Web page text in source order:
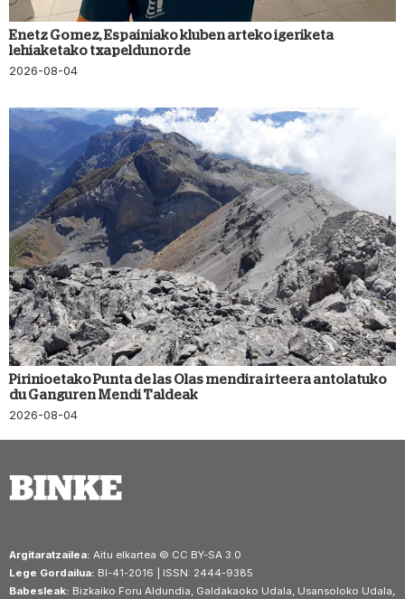
Enetz Gomez, Espainiako kluben arteko igeriketa
lehiaketako txapeldunorde
2026-08-04
Pirinioetako Punta de las Olas mendira irteera antolatuko
du Ganguren Mendi Taldeak
2026-08-04
Argitaratzailea: Aitu elkartea © CC BY-SA 3.0
Lege Gordailua: BI-41-2016 | ISSN: 2444-9385
Babesleak: Bizkaiko Foru Aldundia, Galdakaoko Udala, Usansoloko Udala,